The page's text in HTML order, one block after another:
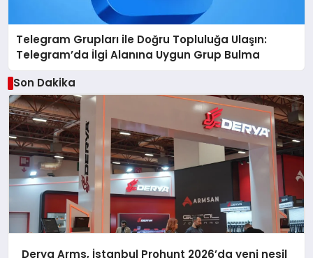
Telegram Grupları ile Doğru Topluluğa Ulaşın:
Telegram’da İlgi Alanına Uygun Grup Bulma
Son Dakika
Derya Arms, İstanbul Prohunt 2026’da yeni nesil